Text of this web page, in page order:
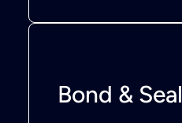
Bond & Seal